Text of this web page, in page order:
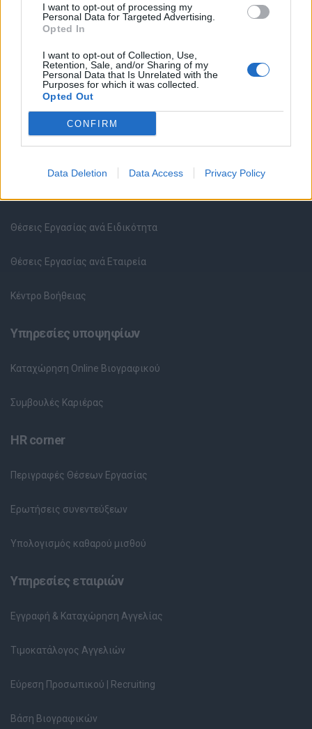
I want to opt-out of processing my
Personal Data for Targeted Advertising.
Opted In
I want to opt-out of Collection, Use,
Retention, Sale, and/or Sharing of my
Personal Data that Is Unrelated with the
Purposes for which it was collected.
Opted Out
CONFIRM
Data Deletion Data Access Privacy Policy
Θέσεις Εργασίας ανά Ειδικότητα
Θέσεις Εργασίας ανά Εταιρεία
Κέντρο Βοήθειας
Υπηρεσίες υποψηφίων
Καταχώρηση Online Βιογραφικού
Συμβουλές Καριέρας
HR corner
Περιγραφές Θέσεων Εργασίας
Ερωτήσεις συνεντεύξεων
Υπολογισμός καθαρού μισθού
Υπηρεσίες εταιριών
Εγγραφή & Καταχώρηση Αγγελίας
Τιμοκατάλογος Αγγελιών
Εύρεση Προσωπικού | Recruiting
Βάση Βιογραφικών